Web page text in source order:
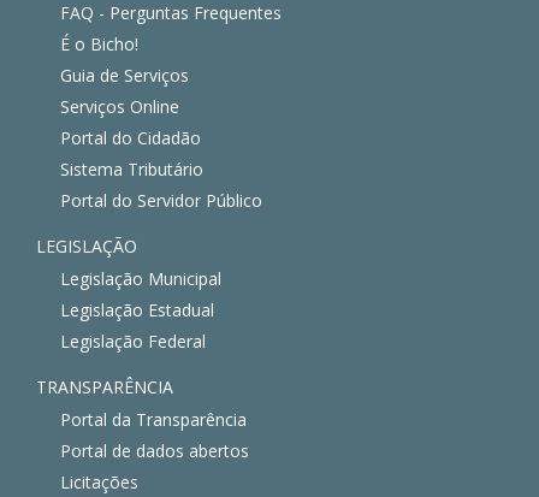
FAQ - Perguntas Frequentes
É o Bicho!
Guia de Serviços
Serviços Online
Portal do Cidadão
Sistema Tributário
Portal do Servidor Público
LEGISLAÇÃO
Legislação Municipal
Legislação Estadual
Legislação Federal
TRANSPARÊNCIA
Portal da Transparência
Portal de dados abertos
Licitações